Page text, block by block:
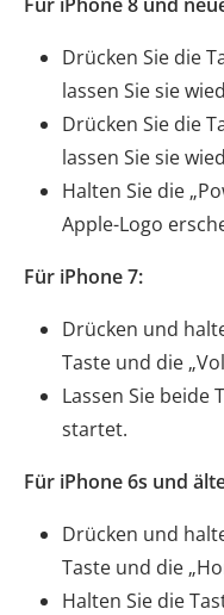
Drücken Sie die
lassen Sie sie
Drücken Sie die
lassen Sie sie
Halten Sie die
Apple-Logo
Für iPhone 7:
Drücken und
Taste und die
Lassen Sie beide
startet.
Für iPhone 6s und
Drücken und
Taste und die
Halten Sie die